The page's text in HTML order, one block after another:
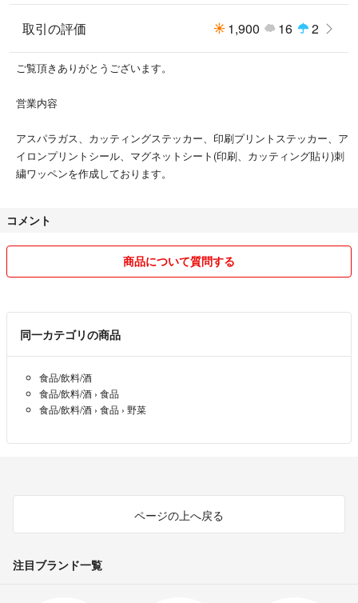
取引の評価 1,900 16 2
ご覧頂きありがとうございます。
営業内容
アスパラガス、カッティングステッカー、印刷プリントステッカー、ア
イロンプリントシール、マグネットシート(印刷、カッティング貼り)刺
繍ワッペンを作成しております。
コメント
商品について質問する
同一カテゴリの商品
食品/飲料/酒
食品/飲料/酒 › 食品
食品/飲料/酒 › 食品 › 野菜
ページの上へ戻る
注目ブランド一覧